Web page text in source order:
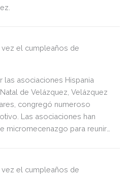
el cumpleaños de
las asociaciones Hispania
de Velázquez, Velázquez
congregó numeroso
Las asociaciones han
micromecenazgo para reunir
el cumpleaños de